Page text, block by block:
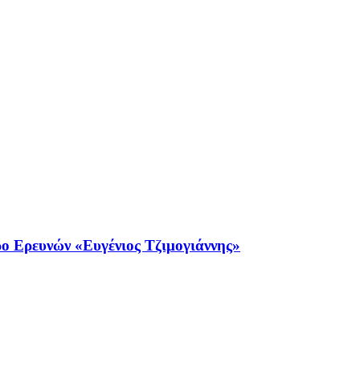
«Ευγένιος Τζιμογιάννης»